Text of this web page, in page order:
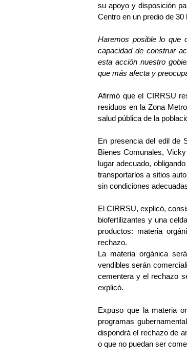
su apoyo y disposición
Centro en un predio de 30
Haremos posible lo que
capacidad de construir
esta acción nuestro
que más afecta y
Afirmó que el CIRRSU
residuos en la Zona
salud pública de la
En presencia del edil de
Bienes Comunales,
lugar adecuado,
transportarlos a sitios
sin condiciones
El CIRRSU, explicó,
biofertilizantes y una
productos: materia
rechazo.
La materia orgánica
vendibles serán
cementera y el rechazo
explicó.
Expuso que la materia
programas
dispondrá el rechazo de
o que no puedan ser